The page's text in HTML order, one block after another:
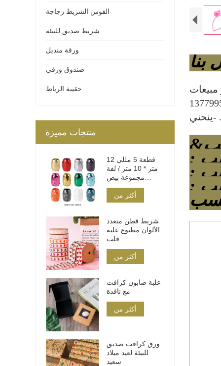
بنا
&نبسب ;وصف المنتج&نبسب ; &نبسب ; &نبسب ; &نبسب
;
;
;
القوس الشريط زجاجة
شريط صديق للبيئة
ورقة منديل
صندوق ورقي
حقيبة الرباط
منتجات مميزة
12 قطعة 5 مللي
متر * 10 متر / لفة
مجموعة بيض
شريط بولي
أكثر من
شريط قطن متعدد
الألوان مطبوع عليه
قلب
أكثر من
علبة صابون كرافت
مع نافذة
أكثر من
ورق كرافت صديق
للبيئة لعيد ميلاد
سعيد